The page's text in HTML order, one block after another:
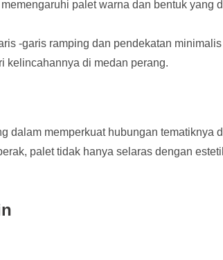
palet warna dan bentuk yang
-garis ramping dan pendekatan
kelincahannya di medan perang.
dalam memperkuat hubungan tematiknya
palet tidak hanya selaras dengan